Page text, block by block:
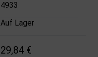
4933
Auf Lager
29,84 €